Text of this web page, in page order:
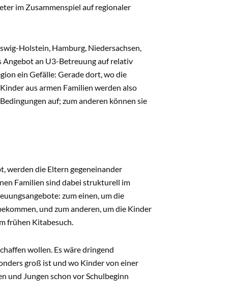
im Zusammenspiel auf regionaler
Holstein, Hamburg, Niedersachsen,
an U3-Betreuung auf relativ
ein Gefälle: Gerade dort, wo die
aus armen Familien werden also
auf; zum anderen können sie
werden die Eltern gegeneinander
Familien sind dabei strukturell im
zum einen, um die
und zum anderen, um die Kinder
frühen Kitabesuch.
wollen. Es wäre dringend
groß ist und wo Kinder von einer
und Jungen schon vor Schulbeginn